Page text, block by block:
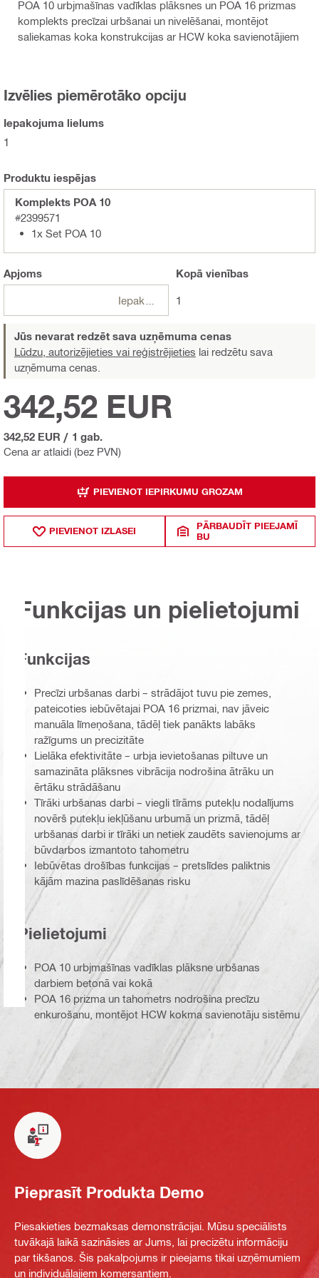
POA 10 urbjmašīnas vadīklas plāksnes un POA 16 prizmas
komplekts precīzai urbšanai un nivelēšanai, montējot
saliekamas koka konstrukcijas ar HCW koka savienotājiem
Izvēlies piemērotāko opciju
Iepakojuma lielums
1
Produktu iespējas
Komplekts POA 10
#2399571
1x Set POA 10
Apjoms Kopā vienības
1
Jūs nevarat redzēt sava uzņēmuma cenas
Lūdzu, autorizējieties vai reģistrējieties lai redzētu sava
uzņēmuma cenas.
Cena ar atlaidi (bez PVN)
342,52 EUR
342,52 EUR / 1 gab.
PIEVIENOT IEPIRKUMU GROZAM
PIEVIENOT IZLASEI
PĀRBAUDĪT PIEEJAMĪ
BU
Funkcijas un pielietojumi
Funkcijas
Precīzi urbšanas darbi – strādājot tuvu pie zemes,
pateicoties iebūvētajai POA 16 prizmai, nav jāveic
manuāla līmeņošana, tādēļ tiek panākts labāks
ražīgums un precizitāte
Lielāka efektivitāte – urbja ievietošanas piltuve un
samazināta plāksnes vibrācija nodrošina ātrāku un
ērtāku strādāšanu
Tīrāki urbšanas darbi – viegli tīrāms putekļu nodalījums
novērš putekļu iekļūšanu urbumā un prizmā, tādēļ
urbšanas darbi ir tīrāki un netiek zaudēts savienojums ar
būvdarbos izmantoto tahometru
Iebūvētas drošības funkcijas – pretslīdes paliktnis
kājām mazina paslīdēšanas risku
Pielietojumi
POA 10 urbjmašīnas vadīklas plāksne urbšanas
darbiem betonā vai kokā
POA 16 prizma un tahometrs nodrošina precīzu
enkurošanu, montējot HCW kokma savienotāju sistēmu
Pieprasīt Produkta Demo
Piesakieties bezmaksas demonstrācijai. Mūsu speciālists
tuvākajā laikā sazināsies ar Jums, lai precizētu informāciju
par tikšanos. Šis pakalpojums ir pieejams tikai uzņēmumiem
un individuālajiem komersantiem.